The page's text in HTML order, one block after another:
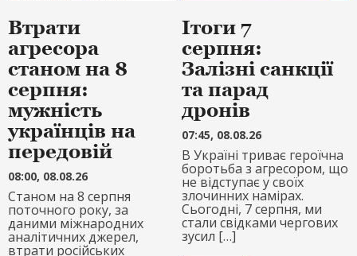
Втрати
агресора
станом на 8
серпня:
мужність
українців на
передовій
08:00, 08.08.26
Станом на 8 серпня
поточного року, за
даними міжнародних
аналітичних джерел,
втрати російських
Ітоги 7
серпня:
Залізні санкції
та парад
дронів
07:45, 08.08.26
В Україні триває героїчна
боротьба з агресором, що
не відступає у своїх
злочинних намірах.
Сьогодні, 7 серпня, ми
стали свідками чергових
зусил […]